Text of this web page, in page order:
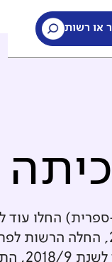
או רשות
החלו
והערכה בחינוך. עם הקמת
בהיקף